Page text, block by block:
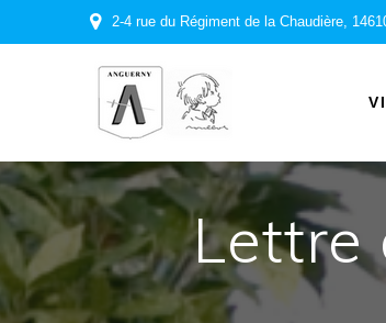
2-4 rue du Régiment de la Chaudière,
Lettre